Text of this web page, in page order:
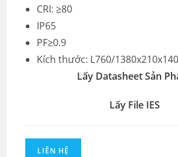
CRI: ≥80
IP65
PF≥0.9
Kích thước: L760/
Lấy Datasheet Sản
Lấy File IES
LIÊN HỆ